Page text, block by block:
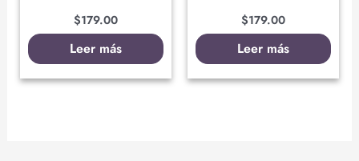
$179.00
Leer más
$179.00
Leer más